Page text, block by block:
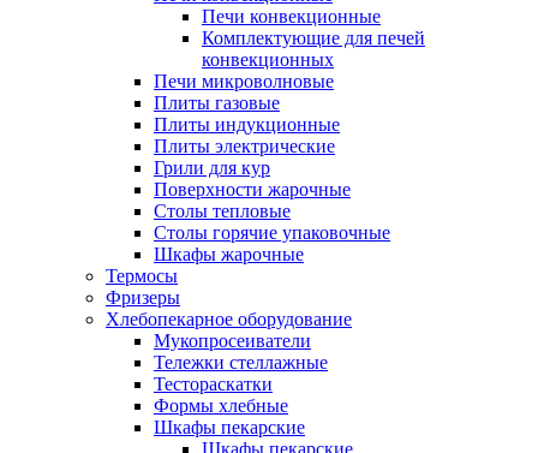
Печи конвекционные
Комплектующие для печей
конвекционных
Печи микроволновые
Плиты газовые
Плиты индукционные
Плиты электрические
Грили для кур
Поверхности жарочные
Столы тепловые
Столы горячие упаковочные
Шкафы жарочные
Термосы
Фризеры
Хлебопекарное оборудование
Мукопросеиватели
Тележки стеллажные
Тестораскатки
Формы хлебные
Шкафы пекарские
Шкафы пекарские